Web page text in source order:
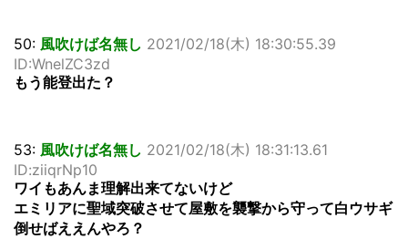
50: 風吹けば名無し 2021/02/18(木) 18:30:55.39
ID:WnelZC3zd
もう能登出た？
53: 風吹けば名無し 2021/02/18(木) 18:31:13.61
ID:ziiqrNp10
ワイもあんま理解出来てないけど
エミリアに聖域突破させて屋敷を襲撃から守って白ウサギ
倒せばええんやろ？